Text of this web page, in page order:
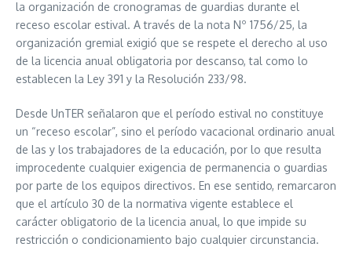
la organización de cronogramas de guardias durante el
receso escolar estival. A través de la nota Nº 1756/25, la
organización gremial exigió que se respete el derecho al uso
de la licencia anual obligatoria por descanso, tal como lo
establecen la Ley 391 y la Resolución 233/98.
Desde UnTER señalaron que el período estival no constituye
un “receso escolar”, sino el período vacacional ordinario anual
de las y los trabajadores de la educación, por lo que resulta
improcedente cualquier exigencia de permanencia o guardias
por parte de los equipos directivos. En ese sentido, remarcaron
que el artículo 30 de la normativa vigente establece el
carácter obligatorio de la licencia anual, lo que impide su
restricción o condicionamiento bajo cualquier circunstancia.